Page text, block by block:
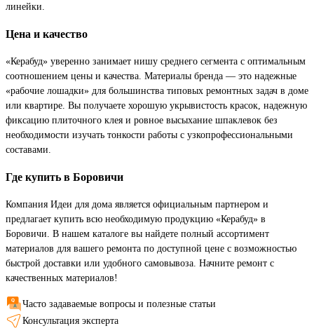
линейки.
Цена и качество
«Керабуд» уверенно занимает нишу среднего сегмента с оптимальным
соотношением цены и качества. Материалы бренда — это надежные
«рабочие лошадки» для большинства типовых ремонтных задач в доме
или квартире. Вы получаете хорошую укрывистость красок, надежную
фиксацию плиточного клея и ровное высыхание шпаклевок без
необходимости изучать тонкости работы с узкопрофессиональными
составами.
Где купить в Боровичи
Компания Идеи для дома является официальным партнером и
предлагает купить всю необходимую продукцию «Керабуд» в
Боровичи. В нашем каталоге вы найдете полный ассортимент
материалов для вашего ремонта по доступной цене с возможностью
быстрой доставки или удобного самовывоза. Начните ремонт с
качественных материалов!
Часто задаваемые вопросы и полезные статьи
Консультация эксперта